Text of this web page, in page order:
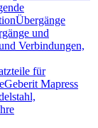
Übergänge
und
Verbindungen,
für
Geberit Mapress